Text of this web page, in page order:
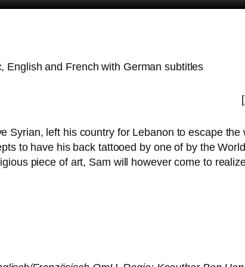
English and French with German subtitles
[
Syrian, left his coun­try for Lebanon to escape
to have his back tat­to­oed by one of by the
pie­ce of art, Sam will howe­ver come to